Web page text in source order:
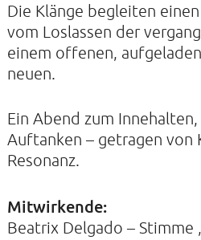
FILM ZUR KIRCHE DER
FÖRDERVEREIN
VERMIETUNG
NEWSLETTER
ARCHIV
IMPRESSUM
Die Klänge begleiten
vom Loslassen der
einem offenen,
neuen.
Ein Abend zum
Auftanken – getragen von
Resonanz.
Mitwirkende:
Beatrix Delgado – Stimme ,